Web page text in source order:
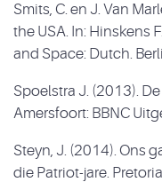
Smits, C. en J. Van
the USA. In: Hinskens
and Space: Dutch.
Spoelstra J. (2013).
Amersfoort: BBNC
Steyn, J. (2014). Ons
die Patriot-jare.